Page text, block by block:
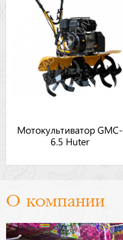
Мотокультиватор GMC-
6.5 Huter
О компании